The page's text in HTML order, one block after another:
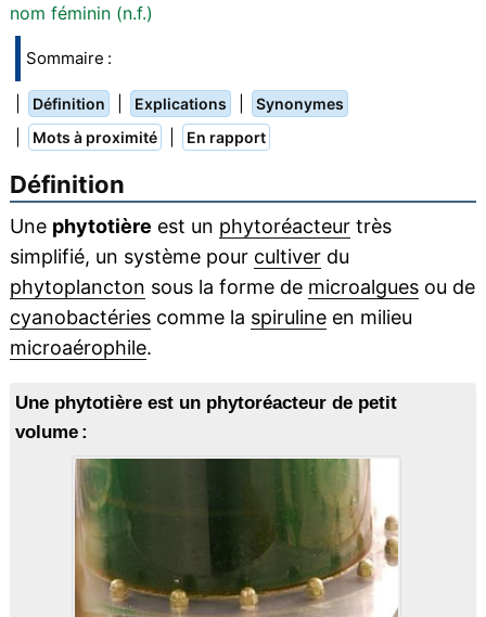
nom féminin (n.f.)
Sommaire :
Définition Explications Synonymes
Mots à proximité En rapport
Définition
Une phytotière est un phytoréacteurtrès
simplifié, un système pour cultiverdu
phytoplancton sous la forme de microalguesou de
cyanobactériescomme la spirulineen milieu
microaérophile.
Une phytotière est un phytoréacteur de petit
volume :